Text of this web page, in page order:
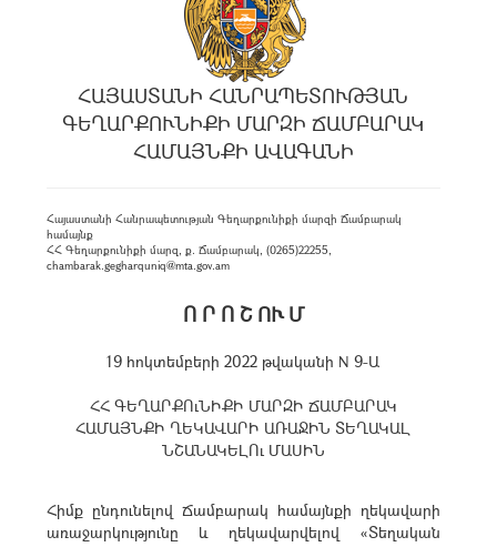
ՀԱՅԱՍՏԱՆԻ ՀԱՆՐԱՊԵՏՈՒԹՅԱՆ
ԳԵՂԱՐՔՈՒՆԻՔԻ ՄԱՐԶԻ ՃԱՄԲԱՐԱԿ
ՀԱՄԱՅՆՔԻ ԱՎԱԳԱՆԻ
Հայաստանի Հանրապետության Գեղարքունիքի մարզի Ճամբարակ
համայնք
ՀՀ Գեղարքունիքի մարզ, ք. Ճամբարակ, (0265)22255,
chambarak.gegharquniq@mta.gov.am
Ո Ր Ո Շ ՈՒ Մ
19 հոկտեմբերի 2022 թվականի N 9-Ա
ՀՀ ԳԵՂԱՐՔՈւՆԻՔԻ ՄԱՐԶԻ ՃԱՄԲԱՐԱԿ
ՀԱՄԱՅՆՔԻ ՂԵԿԱՎԱՐԻ ԱՌԱՋԻՆ ՏԵՂԱԿԱԼ
ՆՇԱՆԱԿԵԼՈւ ՄԱՍԻՆ
Հիմք ընդունելով Ճամբարակ համայնքի ղեկավարի
առաջարկությունը և ղեկավարվելով «Տեղական